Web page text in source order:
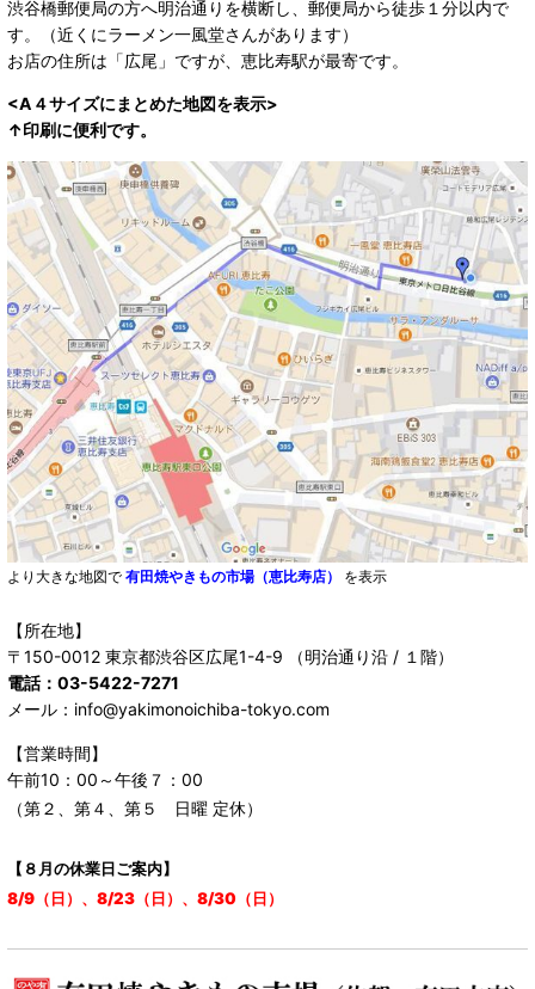
渋谷橋郵便局の方へ明治通りを横断し、郵便局から徒歩１分以内で
す。（近くにラーメン一風堂さんがあります）
お店の住所は「広尾」ですが、恵比寿駅が最寄です。
<A４サイズにまとめた地図を表示>
↑印刷に便利です。
より大きな地図で 有田焼やきもの市場（恵比寿店） を表示
【所在地】
〒150-0012 東京都渋谷区広尾1-4-9 （明治通り沿 / １階）
電話：03-5422-7271
メール：info@yakimonoichiba-tokyo.com
【営業時間】
午前10：00～午後７：00
（第２、第４、第５ 日曜 定休）
【８月の休業日ご案内】
8/9（日）、8/23（日）、8/30（日）